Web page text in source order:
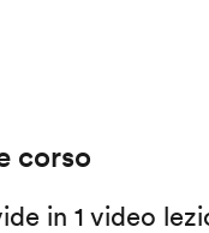
corso
in 1 video